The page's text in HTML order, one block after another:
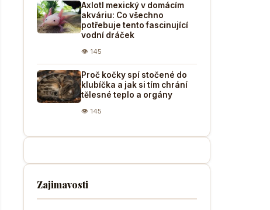
Axlotl mexický v domácím
akváriu: Co všechno
potřebuje tento fascinující
vodní dráček
👁 145
Proč kočky spí stočené do
klubíčka a jak si tím chrání
tělesné teplo a orgány
👁 145
Zajimavosti